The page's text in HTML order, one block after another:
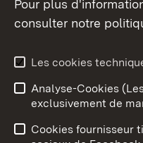
Aperçu des thèmes
Conseils d'utilisation
Pour plus
consulter notre
Les cookies
Analyse-Cookies
exclusivement de
Cookies fournisseur